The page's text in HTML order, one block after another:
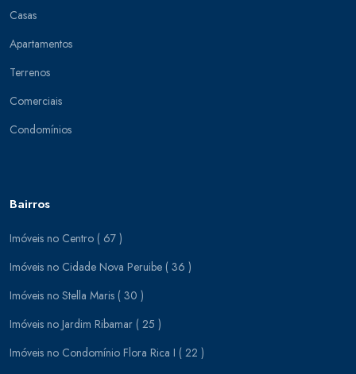
Casas
Apartamentos
Terrenos
Comerciais
Condomínios
Bairros
Imóveis no Centro ( 67 )
Imóveis no Cidade Nova Peruibe ( 36 )
Imóveis no Stella Maris ( 30 )
Imóveis no Jardim Ribamar ( 25 )
Imóveis no Condomínio Flora Rica I ( 22 )